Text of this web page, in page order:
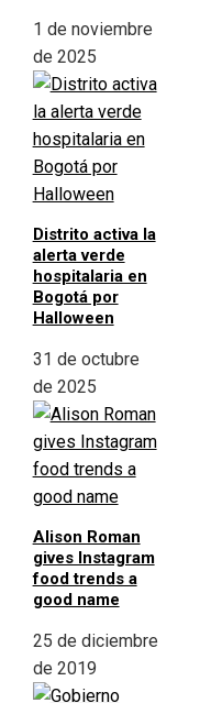
1 de noviembre
de 2025
Distrito activa la
alerta verde
hospitalaria en
Bogotá por
Halloween
31 de octubre
de 2025
Alison Roman
gives Instagram
food trends a
good name
25 de diciembre
de 2019